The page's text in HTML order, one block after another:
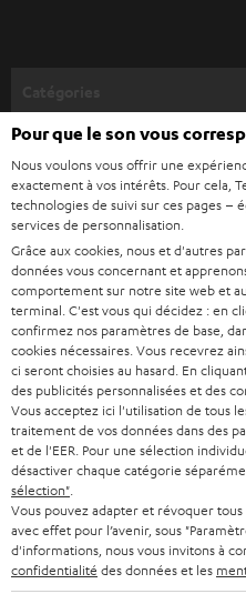
u
s
à
l
a
n
e
w
s
l
e
t
t
e
r
HOME CINEMA
SYSTEMES COMPLETS HOME
STEREO
SMART HOME
BLUETOOTH
CASQUES AUDIO
CASQUES BLUETOOTH AUDIO
SYSTEMES COMPLETS
ENCEINTES
SUPPORT
CARRIÈRE
PRESSE
B2B
BLOG
NEWSLETTER
MAGASINS
AVANTAGES D’ACHAT
L’HISTOIRE DE TEUFEL
Boutiques en ligne Teufel
AUTRICHE
SUISSE
PAYS-BAS
BELGIQUE
FRANCE
Pour que le son vous
Nous voulons vous offrir une
exactement à vos intérêts. Pour cela,
technologies de suivi sur ces pages –
services de personnalisation.
Grâce aux cookies, nous et d'autres
données vous concernant et
comportement sur notre site web et
terminal. C'est vous qui décidez : en
confirmez nos paramètres de base,
cookies nécessaires. Vous recevrez
ci seront choisies au hasard. En
des publicités personnalisées et des
Vous acceptez ici l'utilisation de tous
traitement de vos données dans des
et de l'EER. Pour une sélection
désactiver chaque catégorie
sélection"
Vous pouvez adapter et révoquer
avec effet pour l’avenir, sous
d'informations, nous vous invitons à
confidentialité des données et les